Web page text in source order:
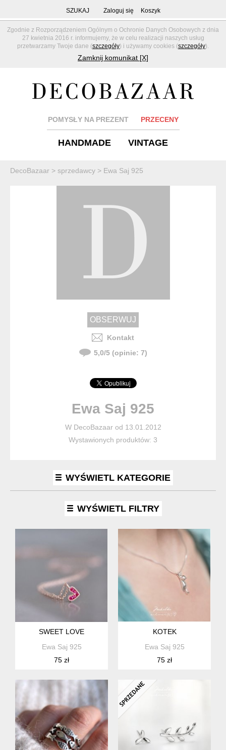
Zgodnie z Rozporządzeniem Ogólnym o Ochronie Danych Osobowych z dnia
27 kwietnia 2016 r. informujemy, że w celu realizacji naszych usług
przetwarzamy Twoje dane (szczegóły) i używamy cookies (szczegóły).
Zamknij komunikat [X]
SZUKAJ Zaloguj się Koszyk
POMYSŁY NA PREZENT PRZECENY
HANDMADE VINTAGE
DecoBazaar > sprzedawcy > Ewa Saj 925
Kontakt
5,0/5(opinie: 7)
Ewa Saj 925
W DecoBazaar od 13.01.2012
Wystawionych produktów: 3
WYŚWIETL KATEGORIE
WYŚWIETL FILTRY
SWEET LOVE
Ewa Saj 925
75 zł
KOTEK
Ewa Saj 925
75 zł